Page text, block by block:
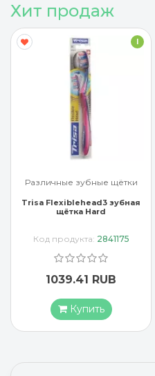
Хит продаж
Различные зубные щётки
Trisa Flexiblehead3 зубная
щётка Hard
Код продукта: 2841175
1039.41 RUB
Купить